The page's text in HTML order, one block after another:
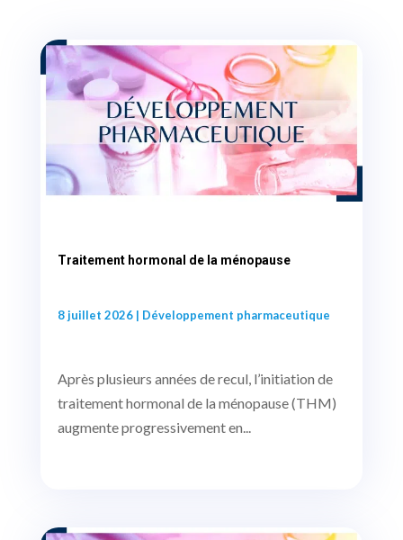
Traitement hormonal de la ménopause
8 juillet 2026| Développement pharmaceutique
Après plusieurs années de recul, l’initiation de
traitement hormonal de la ménopause (THM)
augmente progressivement en...